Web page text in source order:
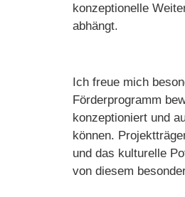
konzeptionelle
abhängt.
Ich freue mich
Förderprogramm
konzeptioniert und
können.
und das kulturelle
von diesem